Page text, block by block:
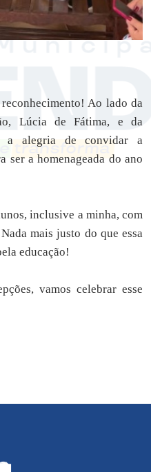
Ao lado da
Lúcia de Fátima, e da
a alegria de convidar a
ser a homenageada do ano
inclusive a minha, com
mais justo do que essa
educação!
vamos celebrar esse